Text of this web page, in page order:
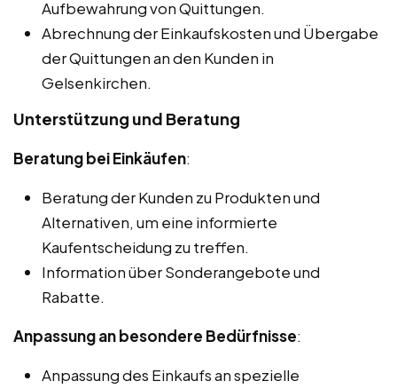
Aufbewahrung von Quittungen.
Abrechnung der Einkaufskosten und Übergabe
der Quittungen an den Kunden in
Gelsenkirchen.
Unterstützung und Beratung
Beratung bei Einkäufen:
Beratung der Kunden zu Produkten und
Alternativen, um eine informierte
Kaufentscheidung zu treffen.
Information über Sonderangebote und
Rabatte.
Anpassung an besondere Bedürfnisse:
Anpassung des Einkaufs an spezielle